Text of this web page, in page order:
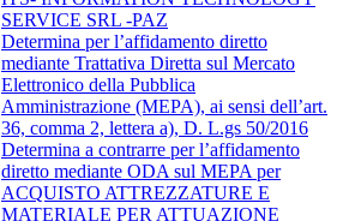
SERVICE SRL -PAZ
Determina per l’affidamento diretto
mediante Trattativa Diretta sul Mercato
Elettronico della Pubblica
Amministrazione (MEPA), ai sensi dell’art.
36, comma 2, lettera a), D. L.gs 50/2016
Determina a contrarre per l’affidamento
diretto mediante ODA sul MEPA per
ACQUISTO ATTREZZATURE E
MATERIALE PER ATTUAZIONE